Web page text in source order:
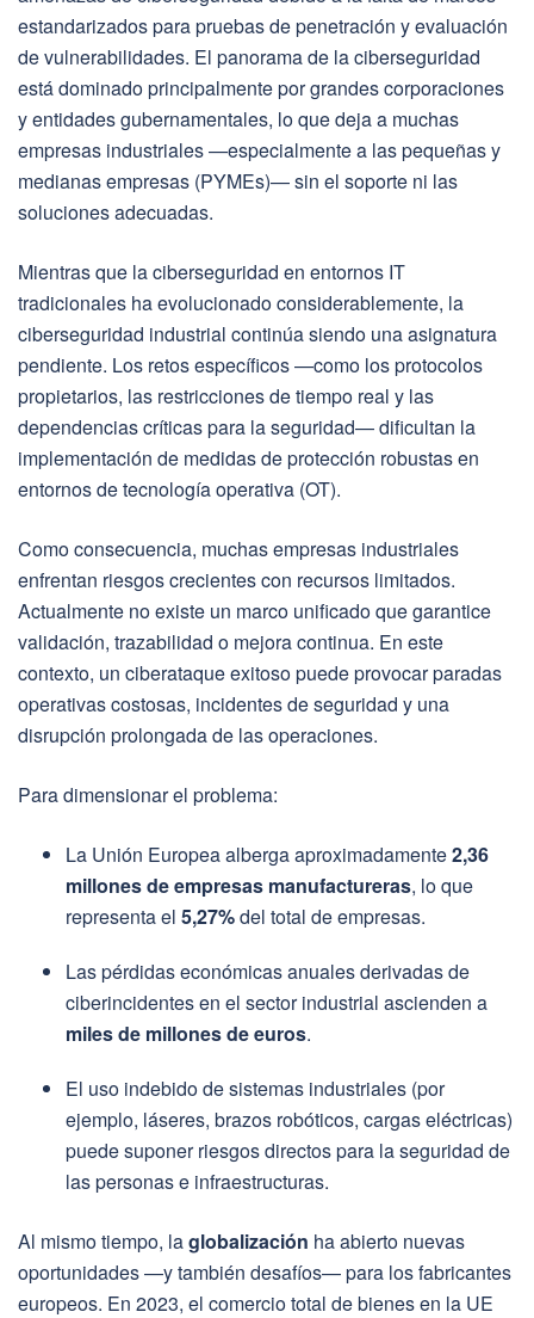
estandarizados para pruebas de penetración y evaluación
de vulnerabilidades. El panorama de la ciberseguridad
está dominado principalmente por grandes corporaciones
y entidades gubernamentales, lo que deja a muchas
empresas industriales —especialmente a las pequeñas y
medianas empresas (PYMEs)— sin el soporte ni las
soluciones adecuadas.
Mientras que la ciberseguridad en entornos IT
tradicionales ha evolucionado considerablemente, la
ciberseguridad industrial continúa siendo una asignatura
pendiente. Los retos específicos —como los protocolos
propietarios, las restricciones de tiempo real y las
dependencias críticas para la seguridad— dificultan la
implementación de medidas de protección robustas en
entornos de tecnología operativa (OT).
Como consecuencia, muchas empresas industriales
enfrentan riesgos crecientes con recursos limitados.
Actualmente no existe un marco unificado que garantice
validación, trazabilidad o mejora continua. En este
contexto, un ciberataque exitoso puede provocar paradas
operativas costosas, incidentes de seguridad y una
disrupción prolongada de las operaciones.
Para dimensionar el problema:
La Unión Europea alberga aproximadamente2,36
millones de empresas manufactureras, lo que
representa el 5,27%del total de empresas.
Las pérdidas económicas anuales derivadas de
ciberincidentes en el sector industrial ascienden a
miles de millones de euros.
El uso indebido de sistemas industriales (por
ejemplo, láseres, brazos robóticos, cargas eléctricas)
puede suponer riesgos directos para la seguridad de
las personas e infraestructuras.
Al mismo tiempo, laglobalización ha abierto nuevas
oportunidades —y también desafíos— para los fabricantes
europeos. En 2023, el comercio total de bienes en la UE